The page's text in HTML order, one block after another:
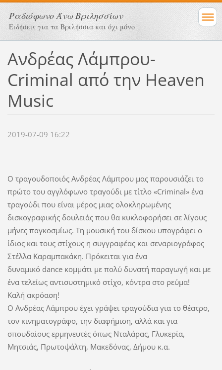
Ραδιόφωνο Άνω Βριλησσίων
Ειδήσεις για τα Βριλήσσια και όχι μόνο
Ανδρέας Λάμπρου-
Criminal από την Heaven
Music
2019-07-09 16:22
Ο τραγουδοποιός Ανδρέας Λάμπρου μας παρουσιάζει το
πρώτο του αγγλόφωνο τραγούδι με τίτλο «Criminal» ένα
τραγούδι που είναι μέρος μιας ολοκληρωμένης
δισκογραφικής δουλειάς που θα κυκλοφορήσει σε λίγους
μήνες παγκοσμίως. Τη μουσική του δίσκου υπογράφει ο
ίδιος και τους στίχους η συγγραφέας και σεναριογράφος
Στέλλα Καραμπακάκη. Πρόκειται για ένα
δυναμικό dance κομμάτι με πολύ δυνατή παραγωγή και με
ένα τελείως αντισυστημικό στίχο, κόντρα στο ρεύμα!
Καλή ακρόαση!
Ο Ανδρέας Λάμπρου έχει γράψει τραγούδια για το θέατρο,
τον κινηματογράφο, την διαφήμιση, αλλά και για
σπουδαίους ερμηνευτές όπως Νταλάρας, Γλυκερία,
Μητσιάς, Πρωτοψάλτη, Μακεδόνας, Δήμου κ.α.